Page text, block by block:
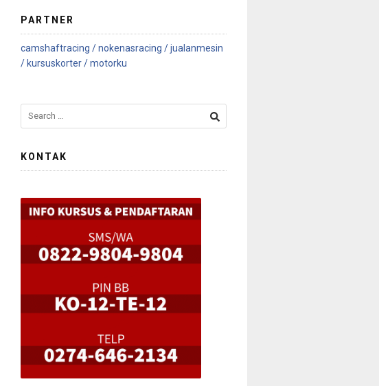
PARTNER
camshaftracing /nokenasracing /jualanmesin
/ kursuskorter /motorku
KONTAK